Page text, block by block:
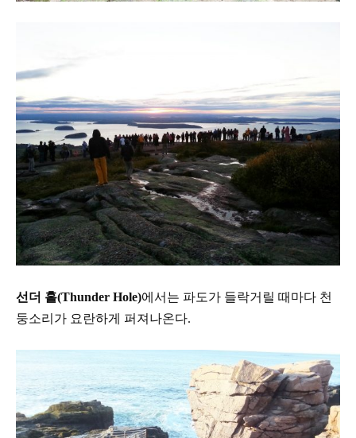
선더 홀(Thunder Hole)에서는 파도가 들락거릴 때마다 천
둥소리가 요란하게 퍼져나온다.